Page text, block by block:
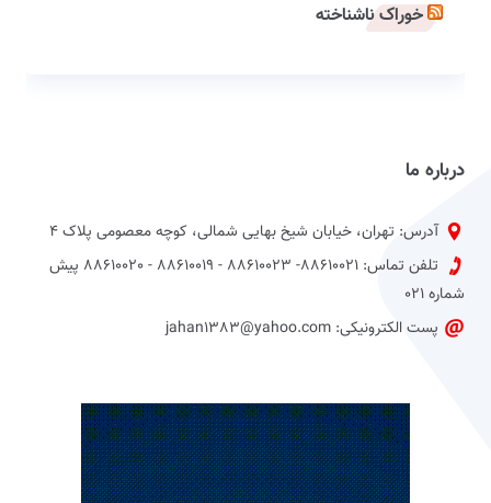
خوراک ناشناخته
درباره ما
آدرس: تهران، خیابان شیخ بهایی شمالی، کوچه معصومی پلاک 4
تلفن تماس: 88610021- 88610023 - 88610019 - 88610020 پیش
شماره 021
پست الکترونیکی: jahan1383@yahoo.com